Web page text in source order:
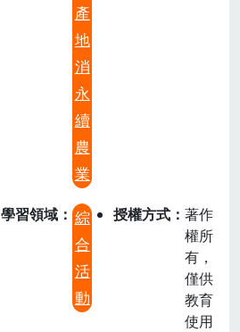
產
地
消
永
續
農
業
學習領域
綜
合
活
動
授權方式
著作
權所
有，
僅供
教育
使用